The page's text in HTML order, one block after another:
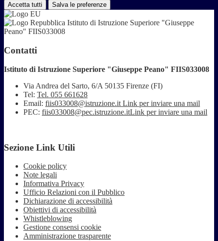
Accetta tutti Salva le preferenze
Istituto di Istruzione Superiore "Giuseppe
Peano" FIIS033008
Contatti
Istituto di Istruzione Superiore "Giuseppe Peano" FIIS033008
Via Andrea del Sarto, 6/A 50135 Firenze (FI)
Tel: Tel. 055 661628
Email: fiis033008@istruzione.it Link per inviare una mail
PEC: fiis033008@pec.istruzione.itLink per inviare una mail
Sezione Link Utili
Cookie policy
Note legali
Informativa Privacy
Ufficio Relazioni con il Pubblico
Dichiarazione di accessibilità
Obiettivi di accessibilità
Whistleblowing
Gestione consensi cookie
Amministrazione trasparente